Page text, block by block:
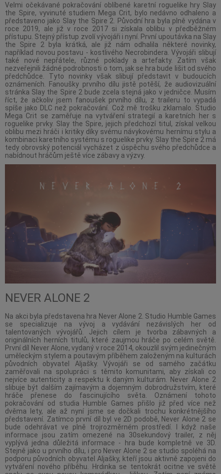
Velmi očekávané pokračování oblíbené karetní roguelike hry Slay
the Spire, vyvinuté studiem Mega Crit, bylo nedávno odhaleno a
představeno jako Slay the Spire 2. Původní hra byla plně vydána v
roce 2019, ale již v roce 2017 si získala oblibu v předběžném
přístupu. Stejný přístup zvolí vývojáři i nyní. První upoutávka na Slay
the Spire 2 byla krátká, ale již nám odhalila některé novinky,
například novou postavu - kostlivého Necrobindera. Vývojáři slibují
také nové nepřátele, různé poklady a artefakty. Zatím však
nezveřejnili žádné podrobnosti o tom, jak se hra bude lišit od svého
předchůdce. Tyto novinky však slibují představit v budoucích
oznámeních. Fanoušky prvního dílu jistě potěší, že audiovizuální
stránka Slay the Spire 2 bude zcela stejná jako v jedničce. Musím
říct, že ačkoliv jsem fanoušek prvního dílu, z traileru to vypadá
spíše jako DLC než pokračování. Což mě trošku zklamalo. Studio
Mega Crit se zaměřuje na vytváření strategií a karetních her s
roguelike prvky. Slay the Spire, jejich předchozí titul, získal velkou
oblibu mezi hráči i kritiky díky svému návykovému hernímu stylu a
kombinaci karetního systému s roguelike prvky. Slay the Spire 2 má
tedy obrovský potenciál vycházet z úspěchu svého předchůdce a
nabídnout hráčům ještě více zábavy a výzvy.
NEVER ALONE 2
Na akci byla představena hra Never Alone 2. Studio Humble Games
se specializuje na vývoj a vydávání nezávislých her od
talentovaných vývojářů. Jejich cílem je tvorba zábavných a
originálních herních titulů, které zaujmou hráče po celém světě.
První díl Never Alone, vydaný v roce 2014, okouzlil svým jedinečným
uměleckým stylem a poutavým příběhem založeným na kulturách
původních obyvatel Aljašky. Vývojáři se od samého začátku
zaměřovali na spolupráci s těmito komunitami, aby získali co
nejvíce autenticity a respektu k daným kulturám. Never Alone 2
slibuje být dalším zajímavým a dojemným dobrodružstvím, které
hráče přenese do fascinujícího světa. Oznámení tohoto
pokračování od studia Humble Games přišlo již před více než
dvěma lety, ale až nyní jsme se dočkali trochu konkrétnějšího
představení. Zatímco první díl byl ve 2D podobě, Never Alone 2 se
bude odehrávat ve plně trojrozměrném prostředí. I když naše
informace jsou zatím omezené na 30sekundový trailer, z něj
vyplývá jedna důležitá informace - hra bude kompletně ve 3D.
Stejně jako u prvního dílu, i pro Never Alone 2 se studio spoléhá na
podporu původních obyvatel Aljašky, kteří jsou aktivně zapojeni do
vytváření nového příběhu. Hrdinka se tentokrát ocitne ve světě